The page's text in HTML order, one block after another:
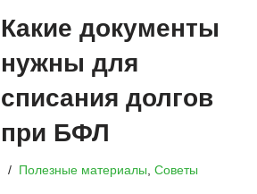
Какие документы
нужны для
списания долгов
при БФЛ
Полезные материалы Советы